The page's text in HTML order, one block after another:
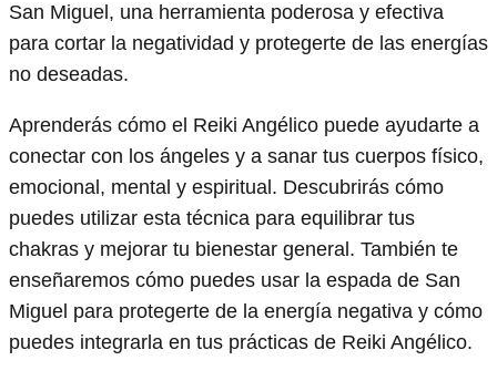
San Miguel, una herramienta poderosa y efectiva
para cortar la negatividad y protegerte de las energías
no deseadas.
Aprenderás cómo el Reiki Angélico puede ayudarte a
conectar con los ángeles y a sanar tus cuerpos físico,
emocional, mental y espiritual. Descubrirás cómo
puedes utilizar esta técnica para equilibrar tus
chakras y mejorar tu bienestar general. También te
enseñaremos cómo puedes usar la espada de San
Miguel para protegerte de la energía negativa y cómo
puedes integrarla en tus prácticas de Reiki Angélico.